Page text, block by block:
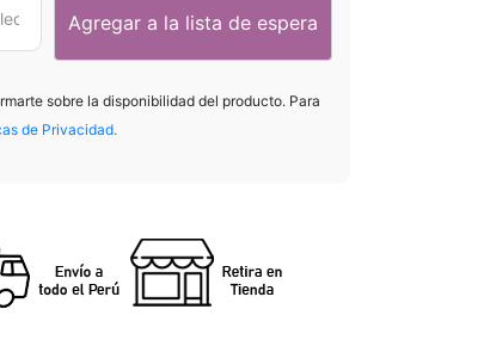
sobre la disponibilidad del producto. Para
de Privacidad.